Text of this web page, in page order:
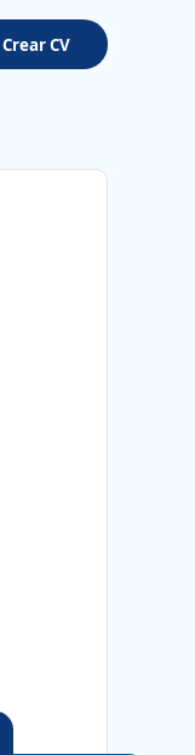
Crear CV